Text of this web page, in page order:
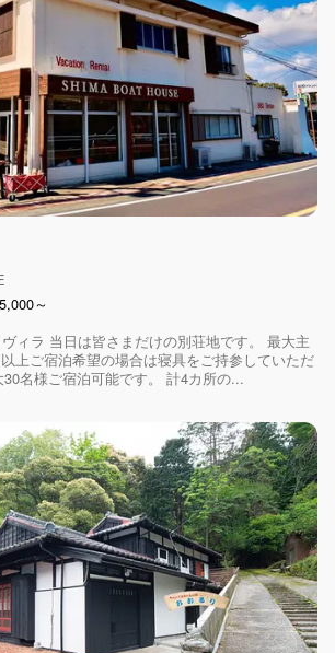
～
ィラ 当日は皆さまだけの別荘地です。 最大主
上ご宿泊希望の場合は寝具をご持参していただ
名様ご宿泊可能です。 計4カ所の...